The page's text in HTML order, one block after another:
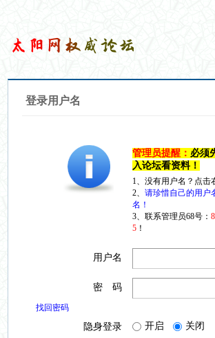
登录用户名
管理员提醒： 必须
入论坛看资料！
1、没有用户名？点
2、 请珍惜自己的用户
名！
3、联系管理员68号：
5 ！
用户名
密 码
找回密码
隐身登录 开启 关闭